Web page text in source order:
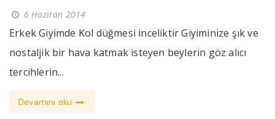
6 Haziran 2014
Erkek Giyimde Kol düğmesi inceliktir Giyiminize şık ve
nostaljik bir hava katmak isteyen beylerin göz alıcı
tercihlerin...
Devamını oku